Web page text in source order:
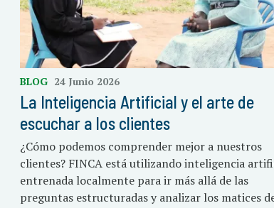
BLOG 24 Junio 2026
La Inteligencia Artificial y el arte de
escuchar a los clientes
¿Cómo podemos comprender mejor a nuestros
clientes? FINCA está utilizando inteligencia
entrenada localmente para ir más allá de las
preguntas estructuradas y analizar los matices